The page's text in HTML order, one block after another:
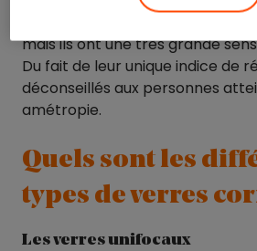
mais ils ont une très grande
Du fait de leur unique indice de
déconseillés aux personnes
amétropie.
Quels sont les
types de verres
Les verres unifocaux